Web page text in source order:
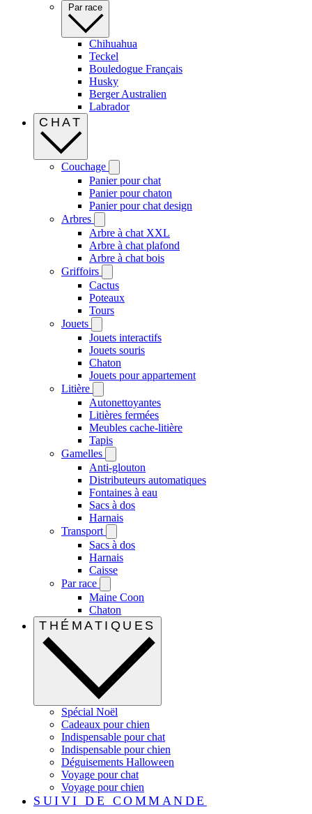
Par race
Chihuahua
Teckel
Bouledogue Français
Husky
Berger Australien
Labrador
CHAT
Couchage
Panier pour chat
Panier pour chaton
Panier pour chat design
Arbres
Arbre à chat XXL
Arbre à chat plafond
Arbre à chat bois
Griffoirs
Cactus
Poteaux
Tours
Jouets
Jouets interactifs
Jouets souris
Chaton
Jouets pour appartement
Litière
Autonettoyantes
Litières fermées
Meubles cache-litière
Tapis
Gamelles
Anti-glouton
Distributeurs automatiques
Fontaines à eau
Sacs à dos
Harnais
Transport
Sacs à dos
Harnais
Caisse
Par race
Maine Coon
Chaton
THÉMATIQUES
Spécial Noël
Cadeaux pour chien
Indispensable pour chat
Indispensable pour chien
Déguisements Halloween
Voyage pour chat
Voyage pour chien
SUIVI DE COMMANDE